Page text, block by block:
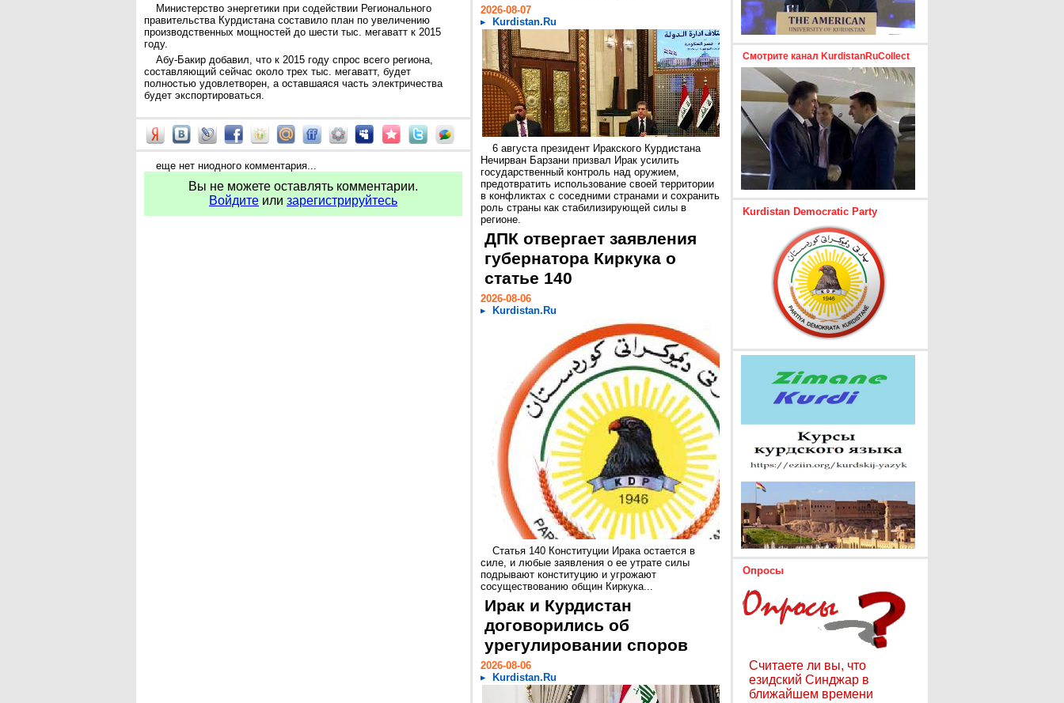
Министерство энергетики при содействии Регионального
правительства Курдистана составило план по увеличению
производственных мощностей до шести тыс. мегаватт к 2015
году.
Абу-Бакир добавил, что к 2015 году спрос всего региона,
составляющий сейчас около трех тыс. мегаватт, будет
полностью удовлетворен, а оставшаяся часть электричества
будет экспортироваться.
еще нет ниодного комментария...
Вы не можете оставлять комментарии.
Войдите или зарегистрируйтесь
2026-08-07
Kurdistan.Ru
6 августа президент Иракского Курдистана
Нечирван Барзани призвал Ирак усилить
государственный контроль над оружием,
предотвратить использование своей территории
в конфликтах с соседними странами и сохранить
роль страны как стабилизирующей силы в
регионе.
ДПК отвергает заявления
губернатора Киркука о
статье 140
2026-08-06
Kurdistan.Ru
Статья 140 Конституции Ирака остается в
силе, и любые заявления о ее утрате силы
подрывают конституцию и угрожают
сосуществованию общин Киркука...
Ирак и Курдистан
договорились об
урегулировании споров
2026-08-06
Kurdistan.Ru
Смотрите канал KurdistanRuCollect
Kurdistan Democratic Party
Опросы
Считаете ли вы, что
езидский Синджар в
ближайшем времени